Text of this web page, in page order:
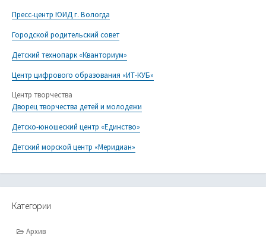
Пресс-центр ЮИД г. Вологда
Городской родительский совет
Детский технопарк «Кванториум»
Центр цифрового образования «ИТ-КУБ»
Центр творчества
Дворец творчества детей и молодежи
Детско-юношеский центр «Единство»
Детский морской центр «Меридиан»
Категории
Архив